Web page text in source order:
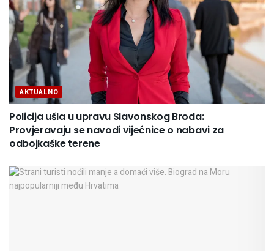
AKTUALNO
Policija ušla u upravu Slavonskog Broda:
Provjeravaju se navodi vijećnice o nabavi za
odbojkaške terene